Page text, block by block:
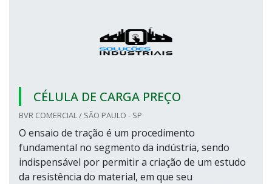
CÉLULA DE CARGA PREÇO
BVR COMERCIAL / SÃO PAULO - SP
O ensaio de tração é um procedimento
fundamental no segmento da indústria, sendo
indispensável por permitir a criação de um estudo
da resistência do material, em que seu